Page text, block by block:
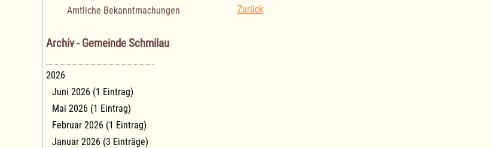
Zurück
Amtliche Bekanntmachungen
Archiv - Gemeinde Schmilau
2026
Juni 2026 (1 Eintrag)
Mai 2026 (1 Eintrag)
Februar 2026 (1 Eintrag)
Januar 2026 (3 Einträge)